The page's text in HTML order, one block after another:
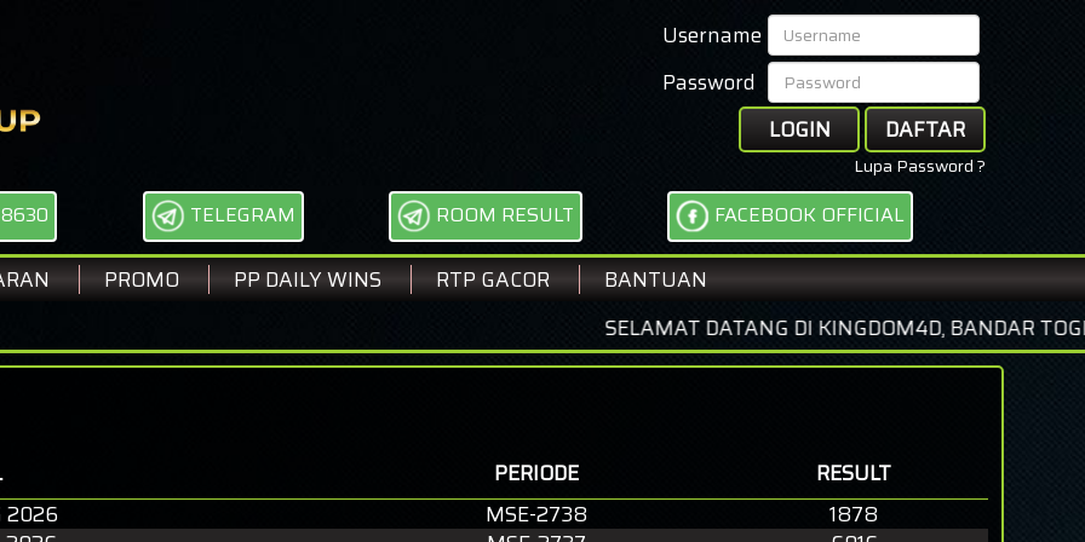
Username
Password
LOGIN
DAFTAR
Lupa Password ?
TELEGRAM ROOM RESULT FACEBOOK OFFICIAL
PROMO PP DAILY WINS RTP GACOR
BANTUAN
SELAMAT DATANG DI KINGDOM4D, BANDAR TOGEL
PERIODE
RESULT
2026
MSE-2738
1878